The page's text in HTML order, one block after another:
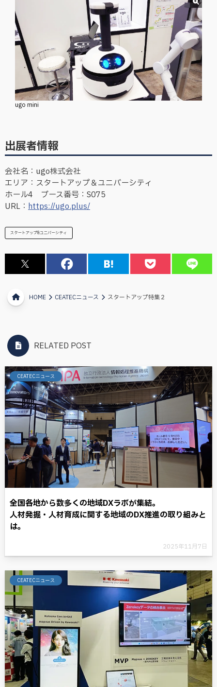
ugo mini
出展者情報
会社名：ugo株式会社
エリア：スタートアップ＆ユニバーシティ
ホール4 ブース番号：S075
URL： https://ugo.plus/
スタートアップ&ユニバーシティ
HOME CEATECニュース スタートアップ特集２
RELATED POST
CEATECニュース
全国各地から数多くの地域DXラボが集結。
人材発掘・人材育成に関する地域のDX推進の取り組みと
は。
2025年11月7日
CEATECニュース